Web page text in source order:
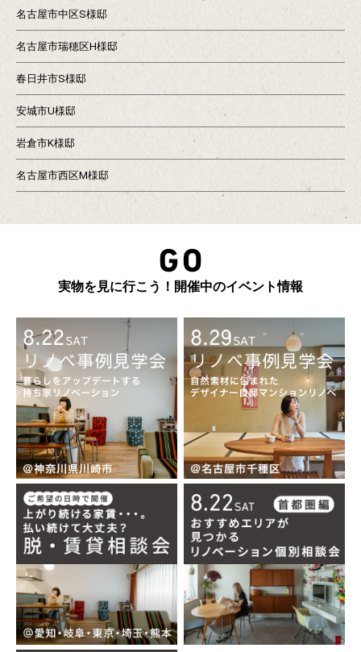
名古屋市中区S様邸
名古屋市瑞穂区H様邸
春日井市S様邸
安城市U様邸
岩倉市K様邸
名古屋市西区M様邸
実物を見に行こう！開催中のイベント情報